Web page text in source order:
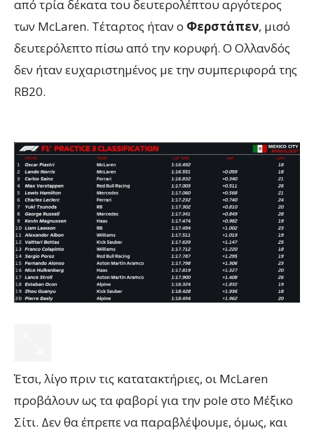
από τρία δέκατα του δευτερολέπτου αργότερος
των McLaren. Τέταρτος ήταν ο Φερστάπεν, μισό
δευτερόλεπτο πίσω από την κορυφή. Ο Ολλανδός
δεν ήταν ευχαριστημένος με την συμπεριφορά της
RB20.
Έτσι, λίγο πριν τις κατατακτήριες, οι McLaren
προβάλουν ως τα φαβορί για την pole στο Μέξικο
Σίτι. Δεν θα έπρεπε να παραβλέψουμε, όμως, και